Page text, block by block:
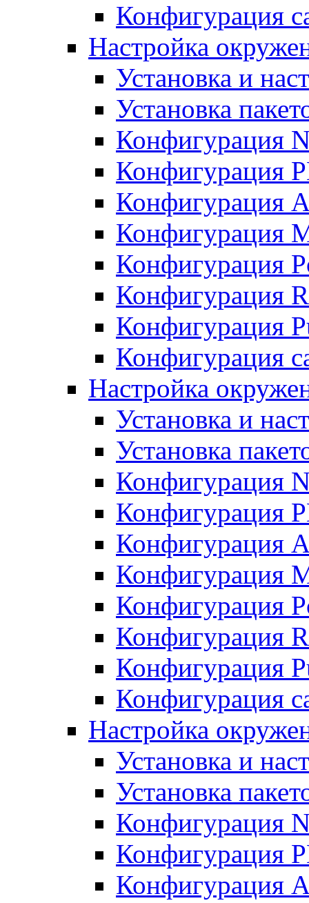
Конфигурация
Настройка
Установка и
Установка
Конфигурация
Конфигурация
Конфигурация
Конфигурация
Конфигурация
Конфигурация
Конфигурация
Конфигурация
Настройка
Установка и
Установка
Конфигурация
Конфигурация
Конфигурация
Конфигурация
Конфигурация
Конфигурация
Конфигурация
Конфигурация
Настройка
Установка и
Установка
Конфигурация
Конфигурация
Конфигурация